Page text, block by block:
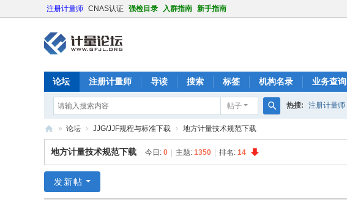
注册计量师 CNAS认证 强检目录 入群指南 新手指南
论坛 注册计量师 导读 搜索 标签 机构名录 业务查询
帖子
索
热搜: 注册计量师
计
量
坛
» 论坛 › JJG/JJF规程与标准下载 › 地方计量技术规范下载
地方计量技术规范下载 今日: 0 主题: 1350 排名: 14
发新帖